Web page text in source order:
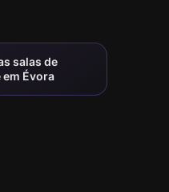
salas de
em Évora